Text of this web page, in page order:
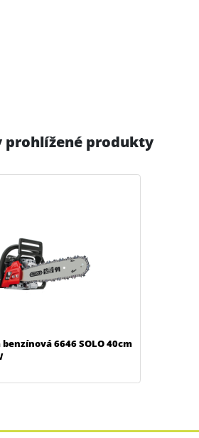
prohlížené produkty
6646 SOLO 40cm